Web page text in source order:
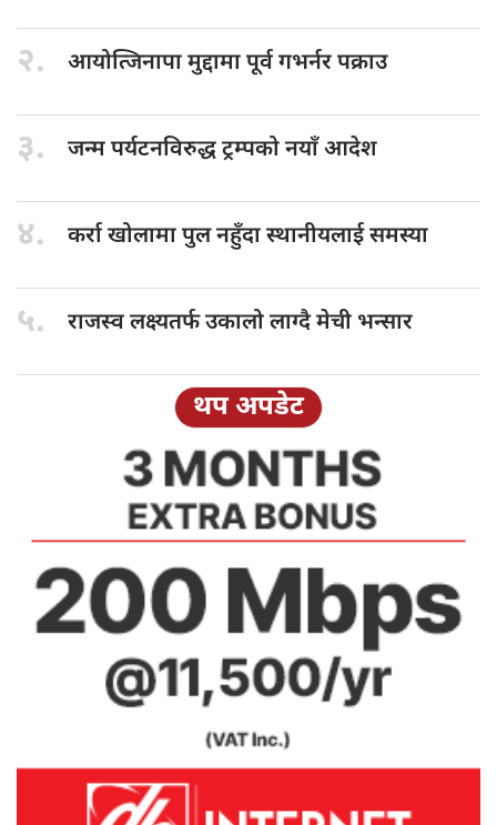
२. आयोत्जिनापा मुद्दामापूर्व गभर्नर पक्राउ
३. जन्म पर्यटनविरुद्धट्रम्पको नयाँ आदेश
४. कर्रा खोलामापुल नहुँदा स्थानीयलाई समस्या
५. राजस्व लक्ष्यतर्फउकालो लाग्दै मेची भन्सार
थप अपडेट